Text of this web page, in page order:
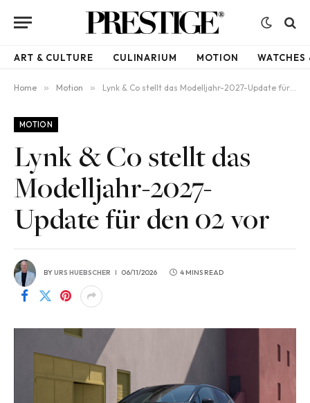
ART & CULTURE CULINARIUM MOTION WATCHES
Home » Motion » Lynk & Co stellt das Modelljahr-2027-Update für den 02 vor
MOTION
Lynk & Co stellt das
Modelljahr-2027-
Update für den 02 vor
BYURS HUEBSCHER 06/11/2026 4 MINS READ